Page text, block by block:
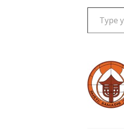
Type your email…